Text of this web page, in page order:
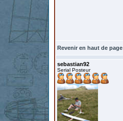
Revenir en haut de page
sebastian92
Serial Posteur